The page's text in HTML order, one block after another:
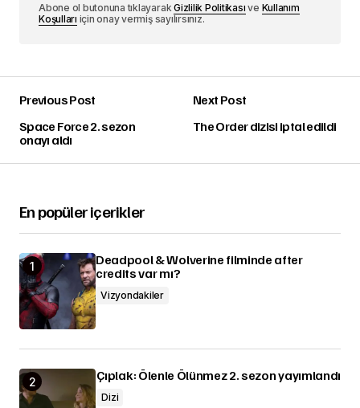
Abone ol butonuna tıklayarakGizlilik Politikası ve Kullanım
Koşulları için onay vermiş sayılırsınız.
Previous Post
Space Force 2. sezon
onayı aldı
Next Post
The Order dizisi iptal edildi
En popüler içerikler
Deadpool & Wolverine filminde after
credits var mı?
Vizyondakiler
Çıplak: Ölenle Ölünmez 2. sezon yayımlandı
Dizi